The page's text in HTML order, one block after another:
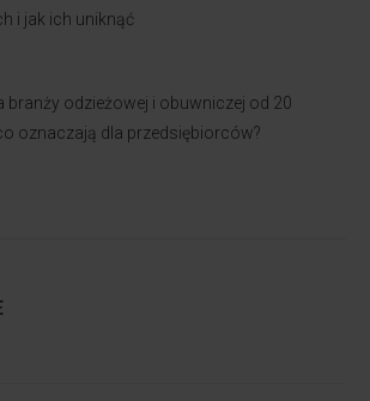
i jak ich uniknąć
branży odzieżowej i obuwniczej od 20
oznaczają dla przedsiębiorców?